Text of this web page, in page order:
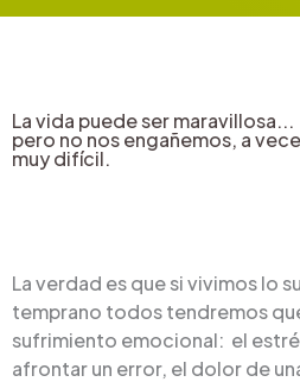
La vida puede ser maravillosa...
pero no nos engañemos, a
muy difícil.
La verdad es que si vivimos lo
temprano todos tendremos
sufrimiento emocional: el
afrontar un error, el dolor de